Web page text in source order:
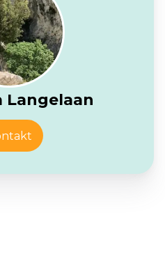
Langelaan